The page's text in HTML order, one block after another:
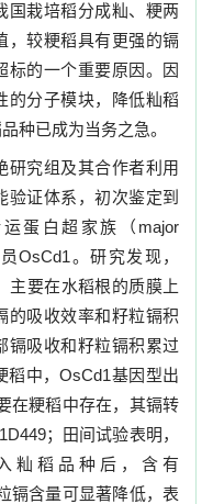
国栽培稻分成籼、粳两
，较粳稻具有更强的镉
标的一个重要原因。因
的分子模块，降低籼稻
种已成为当务之急。
究组及其合作者利用
证体系，初次鉴定到
蛋白超家族（major
OsCd1。研究发现，
主要在水稻根的质膜上
的吸收效率和籽粒镉积
镉吸收和籽粒镉积累过
稻中，OsCd1基因型出
在粳稻中存在，其镉转
；田间试验表明，
籼稻品种后，含有
镉含量可显著降低，表